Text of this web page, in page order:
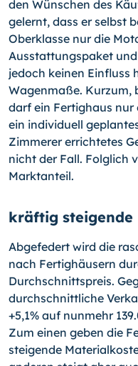
den Wünschen des
gelernt, dass er selbst
Oberklasse nur die
Ausstattungspaket
jedoch keinen Einfluss
Wagenmaße. Kurzum,
darf ein Fertighaus nur
ein individuell
Zimmerer errichtetes
nicht der Fall. Folglich
Marktanteil.
kräftig steigende
Abgefedert wird die
nach Fertighäusern
Durchschnittspreis.
durchschnittliche
+5,1% auf nunmehr
Zum einen geben die
steigende